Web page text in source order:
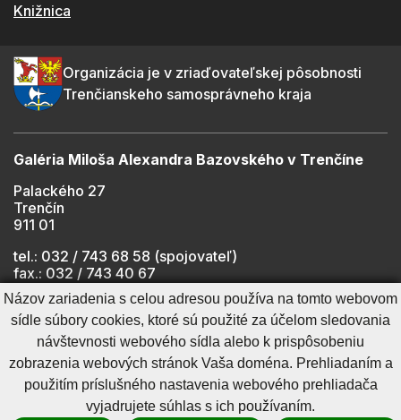
Knižnica
Organizácia je v zriaďovateľskej pôsobnosti
Trenčianskeho samosprávneho kraja
Galéria Miloša Alexandra Bazovského v Trenčíne
Palackého 27
Trenčín
911 01
tel.: 032 / 743 68 58 (spojovateľ)
fax.: 032 / 743 40 67
e-mail:
info@gmab.sk
Cookies nastavenie
Ochrana osobných údajov
Cookies - viac informácií
Vyhlásenie o prístupnosti
Technický prevádzkovateľ
Správca obsahu
Názov zariadenia s celou adresou používa na tomto webovom
sídle súbory cookies, ktoré sú použité za účelom sledovania
návštevnosti webového sídla alebo k prispôsobeniu
zobrazenia webových stránok Vaša doména. Prehliadaním a
použitím príslušného nastavenia webového prehliadača
vyjadrujete súhlas s ich používaním.